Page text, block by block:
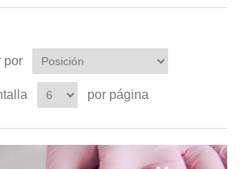
por
por página